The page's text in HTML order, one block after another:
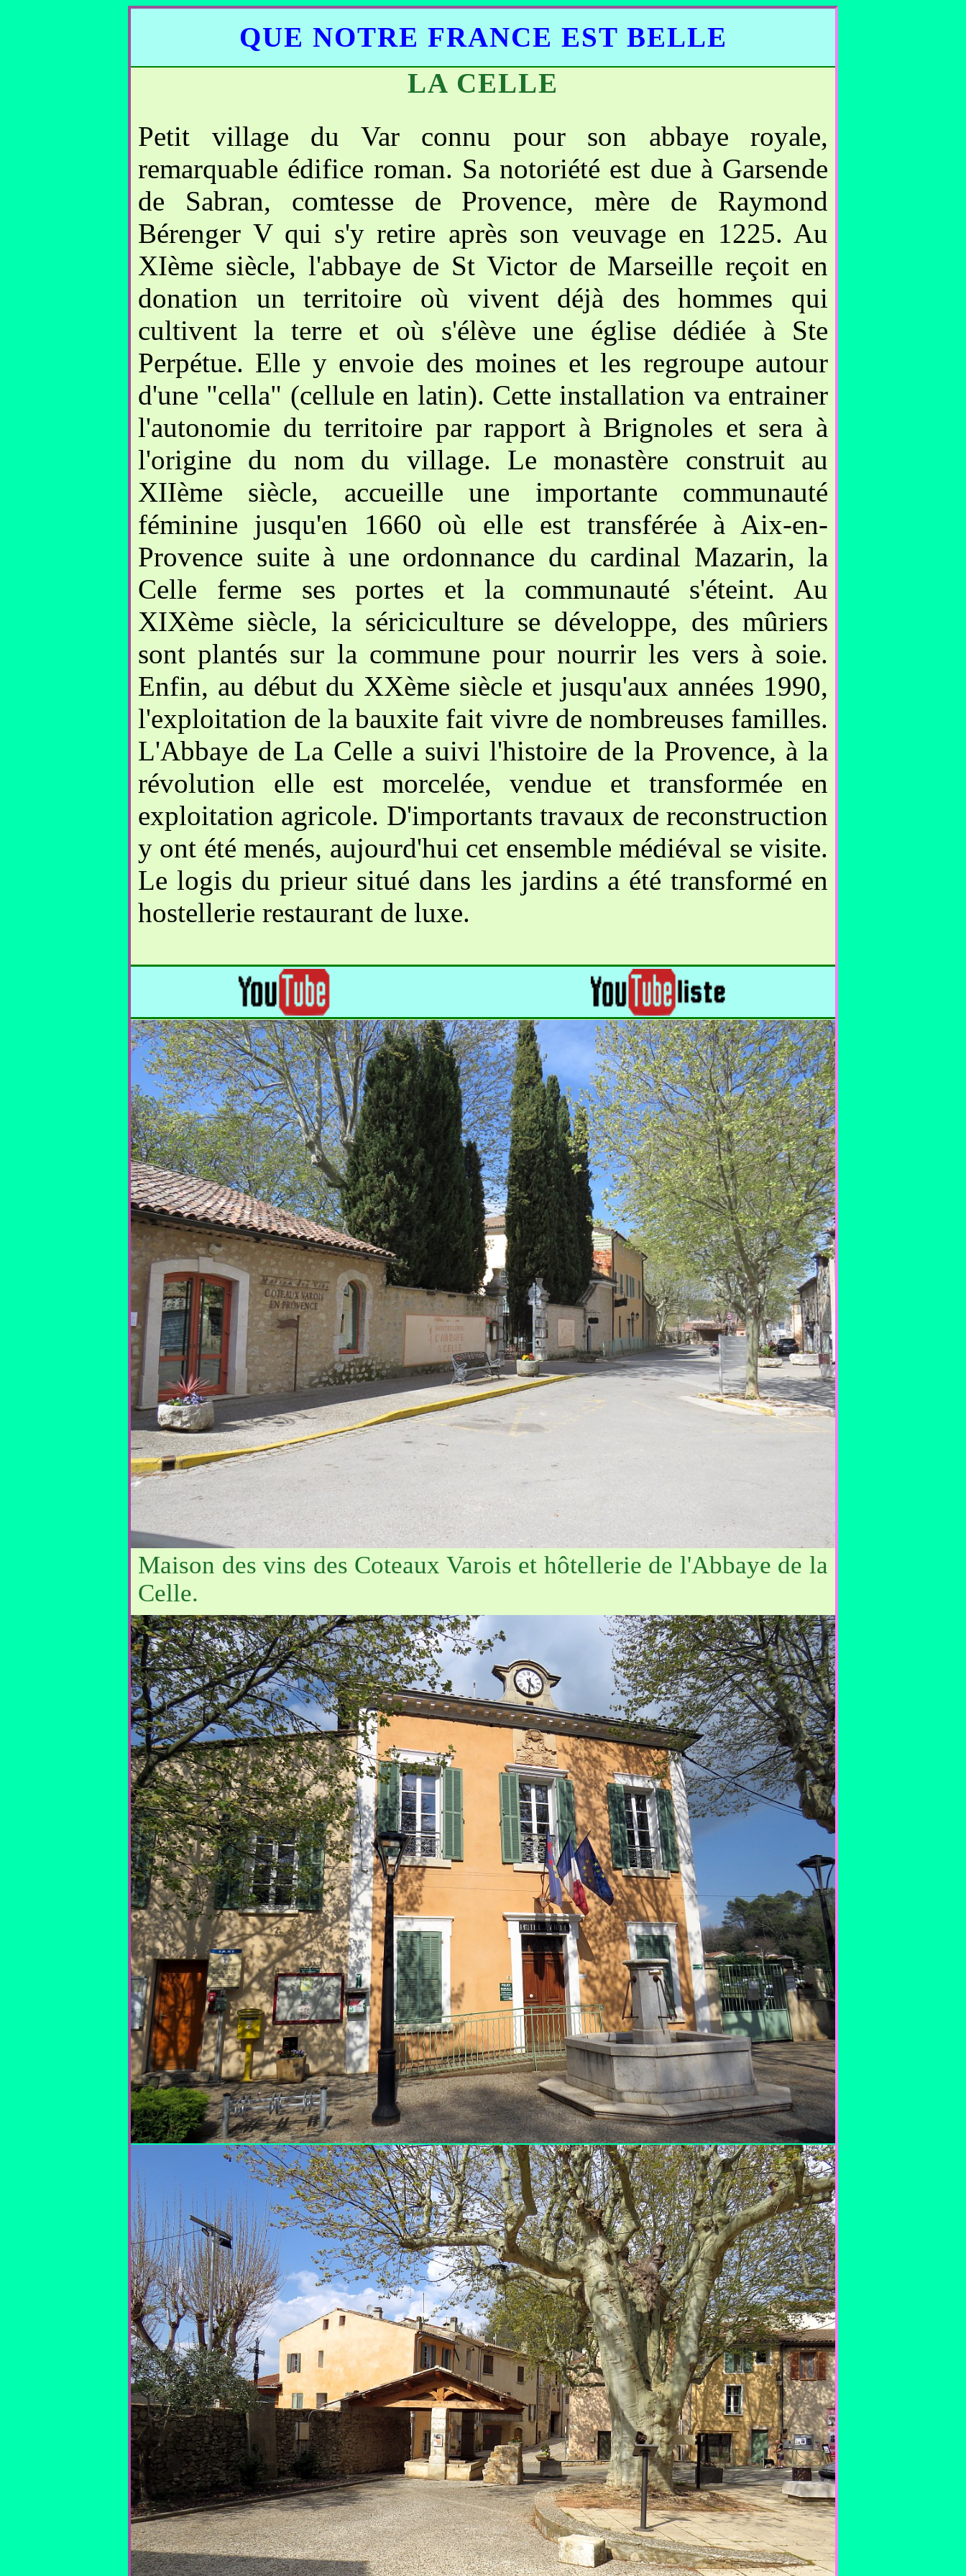
QUE NOTRE FRANCE EST BELLE
LA CELLE
Petit village du Var connu pour son abbaye royale,
remarquable édifice roman. Sa notoriété est due à Garsende
de Sabran, comtesse de Provence, mère de Raymond
Bérenger V qui s'y retire après son veuvage en 1225. Au
XIème siècle, l'abbaye de St Victor de Marseille reçoit en
donation un territoire où vivent déjà des hommes qui
cultivent la terre et où s'élève une église dédiée à Ste
Perpétue. Elle y envoie des moines et les regroupe autour
d'une "cella" (cellule en latin). Cette installation va entrainer
l'autonomie du territoire par rapport à Brignoles et sera à
l'origine du nom du village. Le monastère construit au
XIIème siècle, accueille une importante communauté
féminine jusqu'en 1660 où elle est transférée à Aix-en-
Provence suite à une ordonnance du cardinal Mazarin, la
Celle ferme ses portes et la communauté s'éteint. Au
XIXème siècle, la sériciculture se développe, des mûriers
sont plantés sur la commune pour nourrir les vers à soie.
Enfin, au début du XXème siècle et jusqu'aux années 1990,
l'exploitation de la bauxite fait vivre de nombreuses familles.
L'Abbaye de La Celle a suivi l'histoire de la Provence, à la
révolution elle est morcelée, vendue et transformée en
exploitation agricole. D'importants travaux de reconstruction
y ont été menés, aujourd'hui cet ensemble médiéval se visite.
Le logis du prieur situé dans les jardins a été transformé en
hostellerie restaurant de luxe.
Maison des vins des Coteaux Varois et hôtellerie de l'Abbaye de la
Celle.